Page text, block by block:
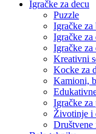
Igračke za decu
Puzzle
Igračke za
Igračke za
Igračke za
Kreativni
Kocke za
Kamioni,
Igračke za
Životinje i
Društvene